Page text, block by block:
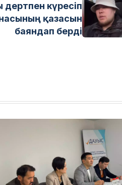
күресіп
қазасын
баяндап берді